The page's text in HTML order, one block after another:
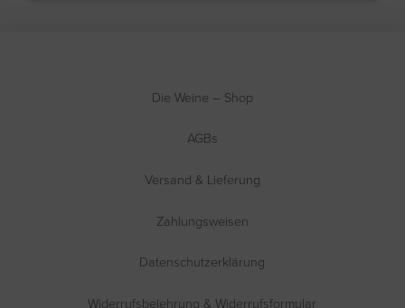
Die Weine – Shop
AGBs
Versand & Lieferung
Zahlungsweisen
Datenschutzerklärung
Widerrufsbelehrung & Widerrufsformular